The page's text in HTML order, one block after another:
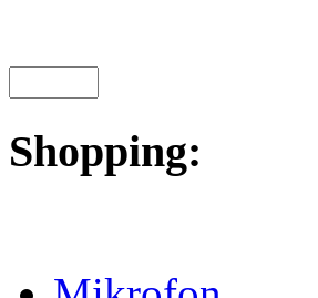
Shopping: